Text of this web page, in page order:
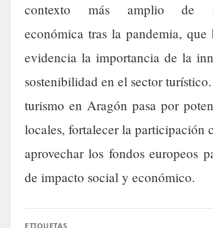
contexto más amplio de
económica tras la pandemia, que
evidencia la importancia de la
sostenibilidad en el sector
turismo en Aragón pasa por
locales, fortalecer la participación
aprovechar los fondos europeos
de impacto social y económico.
ETIQUETAS